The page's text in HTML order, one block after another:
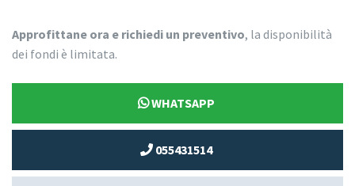
Approfittane ora e richiedi un preventivo, la disponibilità
dei fondi è limitata.
WHATSAPP
055431514